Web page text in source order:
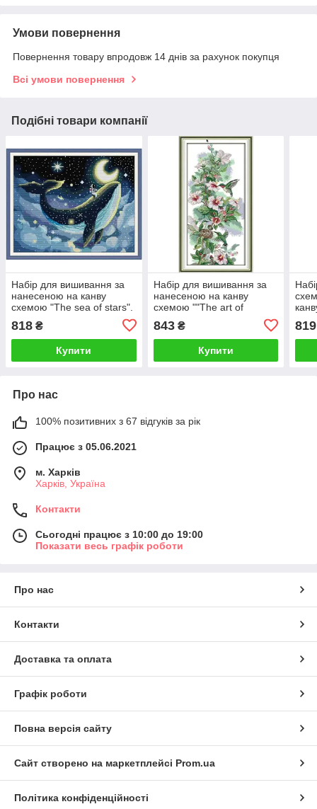
Умови повернення
Повернення товару впродовж 14 днів за рахунок покупця
Всі умови повернення
Подібні товари компанії
Набір для вишивання за
нанесеною на канву
схемою "The sea of stars".
AIDA 14CT printed, 47*40
см
818 ₴
Купити
Набір для вишивання за
нанесеною на канву
схемою ""The art of
hummingbirds". AIDA 14CT
printed, 28*5". AIDA 14CT
printed, 28*54 см
843₴
Купити
см
819
Про нас
100% позитивних з 67 відгуків за рік
Працює з 05.06.2021
м. Харків
Харків, Україна
Контакти
Сьогодні працює з 10:00 до 19:00
Показати весь графік роботи
Про нас
Контакти
Доставка та оплата
Графік роботи
Повна версія сайту
Сайт створено на маркетплейсі Prom.ua
Політика конфіденційності